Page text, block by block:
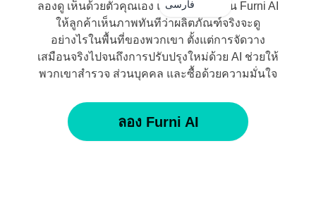
فارسی
ลองดู เห็นด้วยตัวคุณเอง แล้วคุณจะรักมัน Furni AI
ให้ลูกค้าเห็นภาพทันทีว่าผลิตภัณฑ์จริงจะดู
อย่างไรในพื้นที่ของพวกเขา ตั้งแต่การจัดวาง
เสมือนจริงไปจนถึงการปรับปรุงใหม่ด้วย AI ช่วยให้
พวกเขาสำรวจ ส่วนบุคคล และซื้อด้วยความมั่นใจ
ลอง Furni AI